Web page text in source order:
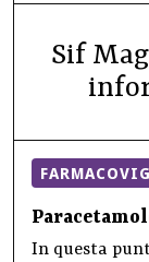
In questa
Sif